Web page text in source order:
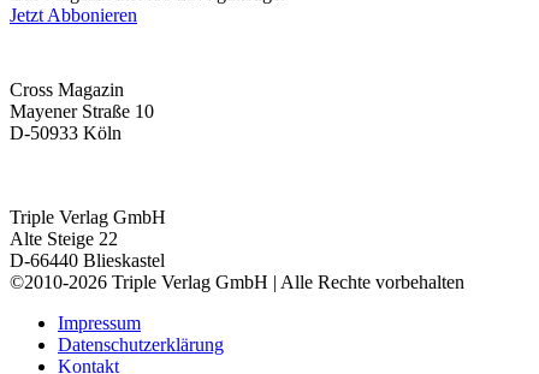
Jetzt Abbonieren
Cross Magazin
Mayener Straße 10
D-50933 Köln
Triple Verlag GmbH
Alte Steige 22
D-66440 Blieskastel
©2010-2026 Triple Verlag GmbH | Alle Rechte vorbehalten
Impressum
Datenschutzerklärung
Kontakt